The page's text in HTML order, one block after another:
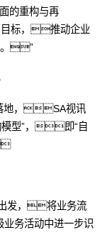
的重构与再
标，推动企业
。”
地，SA视讯
模型”，即“自
发，将业务流
务活动中进一步识